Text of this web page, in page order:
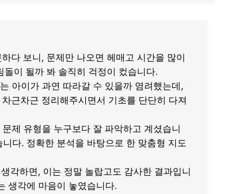
다 보니, 문제만 나오면 헤매고 시간을 많이
이 될까 봐 솔직히 걱정이 컸습니다.
아이가 과연 따라갈 수 있을까 염려했는데,
근차근 정리해주시면서 기초를 단단히 다져
제 유형을 누구보다 잘 파악하고 계셨습니
다. 정확한 분석을 바탕으로 한 맞춤형 지도
각하면, 이는 정말 놀랍고도 감사한 결과입니
생각에 마음이 놓였습니다.